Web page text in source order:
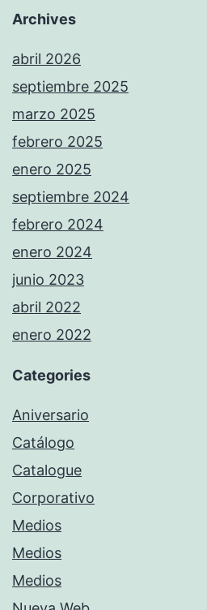
Archives
abril 2026
septiembre 2025
marzo 2025
febrero 2025
enero 2025
septiembre 2024
febrero 2024
enero 2024
junio 2023
abril 2022
enero 2022
Categories
Aniversario
Catálogo
Catalogue
Corporativo
Medios
Medios
Medios